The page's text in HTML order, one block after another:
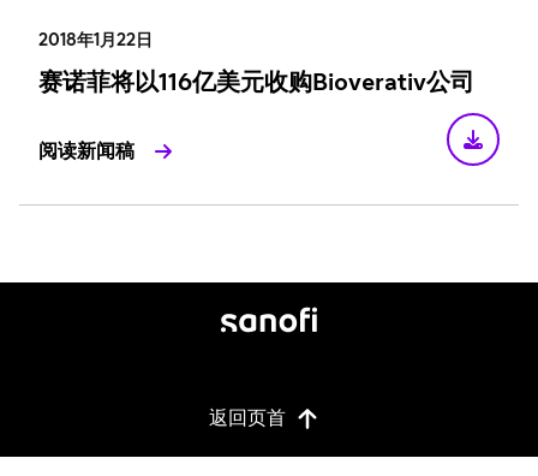
2018年1月22日
赛诺菲将以116亿美元收购Bioverativ公司
阅读新闻稿
返回页首